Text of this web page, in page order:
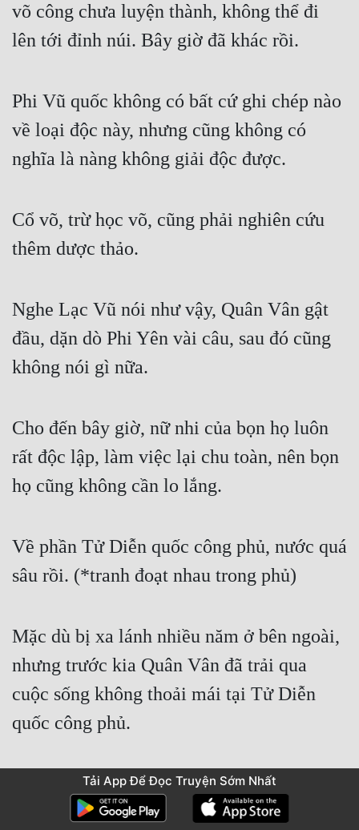
võ công chưa luyện thành, không thể đi
lên tới đỉnh núi. Bây giờ đã khác rồi.
Phi Vũ quốc không có bất cứ ghi chép nào
về loại độc này, nhưng cũng không có
nghĩa là nàng không giải độc được.
Cổ võ, trừ học võ, cũng phải nghiên cứu
thêm dược thảo.
Nghe Lạc Vũ nói như vậy, Quân Vân gật
đầu, dặn dò Phi Yên vài câu, sau đó cũng
không nói gì nữa.
Cho đến bây giờ, nữ nhi của bọn họ luôn
rất độc lập, làm việc lại chu toàn, nên bọn
họ cũng không cần lo lắng.
Về phần Tử Diễn quốc công phủ, nước quá
sâu rồi. (*tranh đoạt nhau trong phủ)
Mặc dù bị xa lánh nhiều năm ở bên ngoài,
nhưng trước kia Quân Vân đã trải qua
cuộc sống không thoải mái tại Tử Diễn
quốc công phủ.
Tóm lại sống càng xa nơi tranh giành danh
lợi thì càng thêm thoải mái.
Tải App Để Đọc Truyện Sớm Nhất